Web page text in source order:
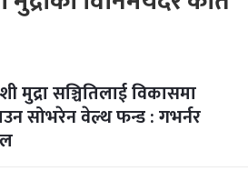
मुद्रा सञ्चितिलाई विकासमा
सोभरेन वेल्थ फन्ड : गभर्नर